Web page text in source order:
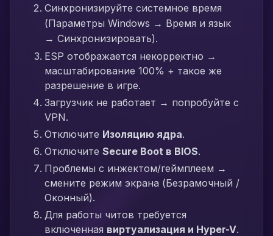
Синхронизируйте системное время
(Параметры Windows → Время и язык
→ Синхронизировать).
ESP отображается некорректно →
масштабирование 100% + такое же
разрешение в игре.
Загрузчик не работает → попробуйте с
VPN.
Отключите Изоляцию ядра.
Отключите Secure Boot в BIOS.
Проблемы с инжектом/геймплеем →
смените режим экрана (Безрамочный /
Оконный).
Для работы читов требуется
включенная виртуализация и Hyper-V.